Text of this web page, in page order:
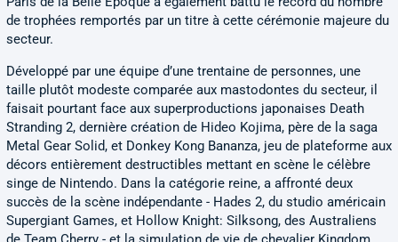
de trophées remportés par un titre à cette cérémonie majeure du
secteur.
Développé par une équipe d’une trentaine de personnes, une
taille plutôt modeste comparée aux mastodontes du secteur, il
faisait pourtant face aux superproductions japonaises Death
Stranding 2, dernière création de Hideo Kojima, père de la saga
Metal Gear Solid, et Donkey Kong Bananza, jeu de plateforme aux
décors entièrement destructibles mettant en scène le célèbre
singe de Nintendo. Dans la catégorie reine, a affronté deux
succès de la scène indépendante - Hades 2, du studio américain
Supergiant Games, et Hollow Knight: Silksong, des Australiens